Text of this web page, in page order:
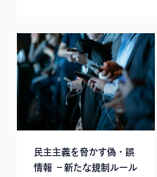
民主主義を脅かす偽・誤
情報 －新たな規制ルール